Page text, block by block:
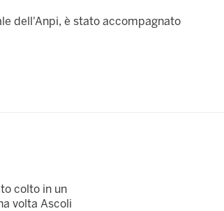
dell'Anpi, è stato accompagnato
colto in un
volta Ascoli